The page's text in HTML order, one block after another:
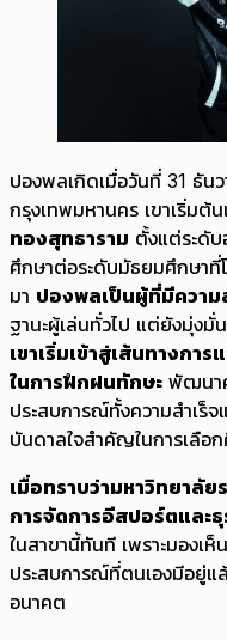
ปองพลเกิดเมื่อวันที่ 31 ธัน
กรุงเทพมหานคร เขาเริ่มต้
ทองสุทธาราม ตั้งแต่ระดับ
ศึกษาต่อระดับมัธยมศึกษาที่
มา ปองพลเป็นผู้ที่มีความ
ฐานะผู้เล่นทั่วไป แต่ยังมุ่งมั่
เขาเริ่มเข้าสู่เส้นทางการ
ในการฝึกฝนทักษะ พัฒนา
ประสบการณ์ทั้งความสำเร็
บันดาลใจสำคัญในการเลือ
เมื่อทราบว่ามหาวิทยาลั
การจัดการอีสปอร์ตและธุ
ในสาขานี้ทันที เพราะมองเ
ประสบการณ์ที่ตนเองมีอยู่แ
อนาคต